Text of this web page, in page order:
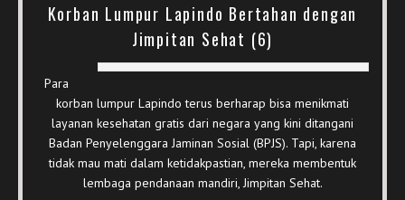
Korban Lumpur Lapindo Bertahan dengan
Jimpitan Sehat (6)
Para
korban lumpur Lapindo terus berharap bisa menikmati
layanan kesehatan gratis dari negara yang kini ditangani
Badan Penyelenggara Jaminan Sosial (BPJS). Tapi, karena
tidak mau mati dalam ketidakpastian, mereka membentuk
lembaga pendanaan mandiri, Jimpitan Sehat.